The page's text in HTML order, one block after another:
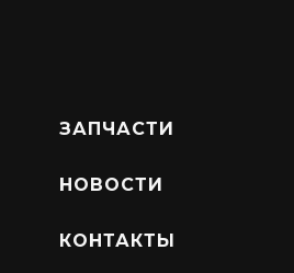
ЗАПЧАСТИ
НОВОСТИ
КОНТАКТЫ